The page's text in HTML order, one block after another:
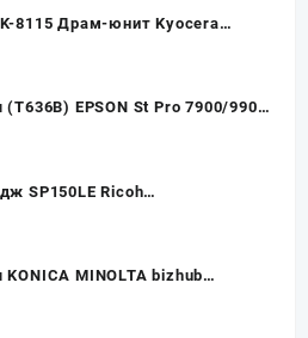
8115 Драм-юнит Kyocera
EPSON St Pro 7900/9900
SP150LE Ricoh
MINOLTA bizhub